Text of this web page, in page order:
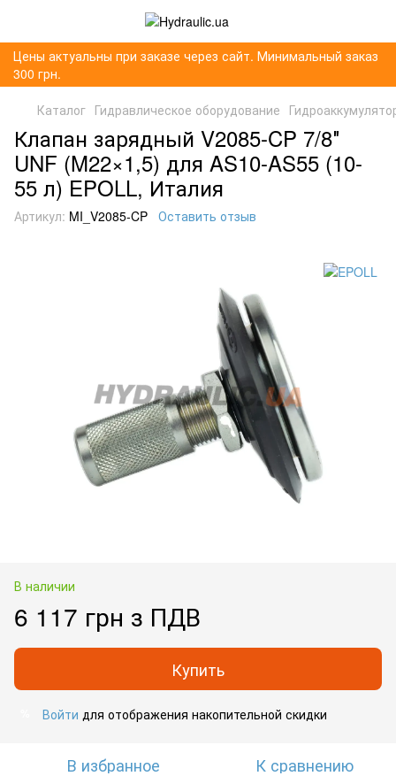
Цены актуальны при заказе через сайт. Минимальный заказ
300 грн.
Каталог Гидравлическое оборудование
Клапан зарядный V2085-CP 7/8″
UNF (M22×1,5) для AS10-AS55 (10-
55 л) EPOLL, Италия
Артикул: MI_V2085-CP Оставить отзыв
В наличии
6 117 грн з ПДВ
Купить
Войти для отображения накопительной скидки
В избранное К сравнению